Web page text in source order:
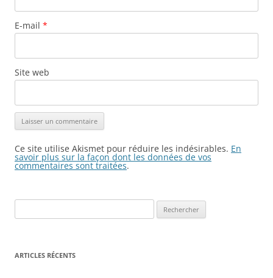
E-mail *
Site web
Ce site utilise Akismet pour réduire les indésirables. En
savoir plus sur la façon dont les données de vos
commentaires sont traitées.
ARTICLES RÉCENTS